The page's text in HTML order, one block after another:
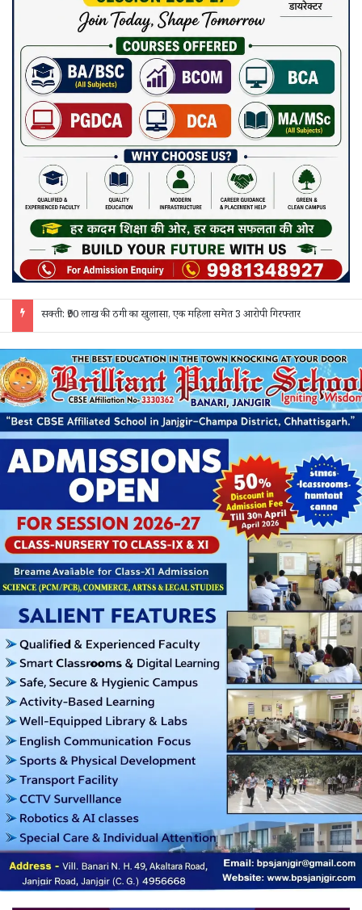
सक्ती: ₹90 लाख की ठगी का खुलासा, एक महिला समेत 3 आरोपी गिरफ्तार